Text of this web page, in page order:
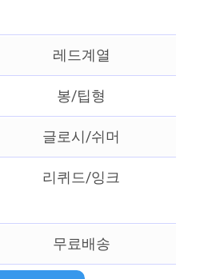
레드계열
봉/팁형
글로시/쉬머
리퀴드/잉크
무료배송